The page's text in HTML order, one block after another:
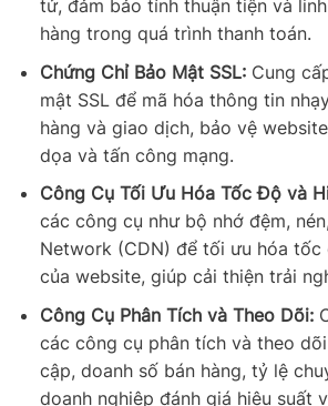
tử, đảm bảo tính thuận tiện và
hàng trong quá trình thanh toán.
Chứng Chỉ Bảo Mật SSL:Cung
mật SSL để mã hóa thông tin
hàng và giao dịch, bảo vệ
dọa và tấn công mạng.
Công Cụ Tối Ưu Hóa Tốc Độ và
các công cụ như bộ nhớ đệm,
Network (CDN) để tối ưu hóa tốc
của website, giúp cải thiện trải
Công Cụ Phân Tích và Theo Dõi:
các công cụ phân tích và theo
cập, doanh số bán hàng, tỷ lệ
doanh nghiệp đánh giá hiệu suất